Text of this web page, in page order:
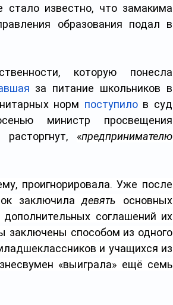
известно, что замакима
образования подал в
которую понесла
за питание школьников в
норм поступило в суд
«предпринимателю
проигнорировала. Уже после
заключила девять основных
соглашений их
заключены способом из одного
и учащихся из
«выиграла» ещё семь